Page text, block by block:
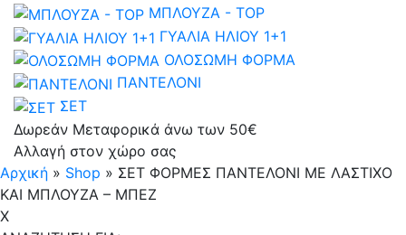
ΜΠΛΟΥΖΑ - TOP
ΓΥΑΛΙΑ ΗΛΙΟΥ 1+1
ΟΛΟΣΩΜΗ ΦΟΡΜΑ
ΠΑΝΤΕΛΟΝΙ
ΣΕΤ
Δωρεάν Μεταφορικά άνω των 50€
Αλλαγή στον χώρο σας
Αρχική » Shop » ΣΕΤ ΦΟΡΜΕΣ ΠΑΝΤΕΛΟΝΙ ΜΕ ΛΑΣΤΙΧΟ
ΚΑΙ ΜΠΛΟΥΖΑ – ΜΠΕΖ
X